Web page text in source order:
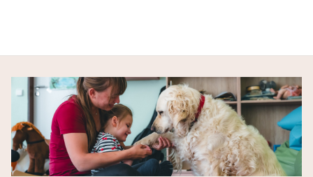
Terapie
Kurzy
Praxe
Aktuality